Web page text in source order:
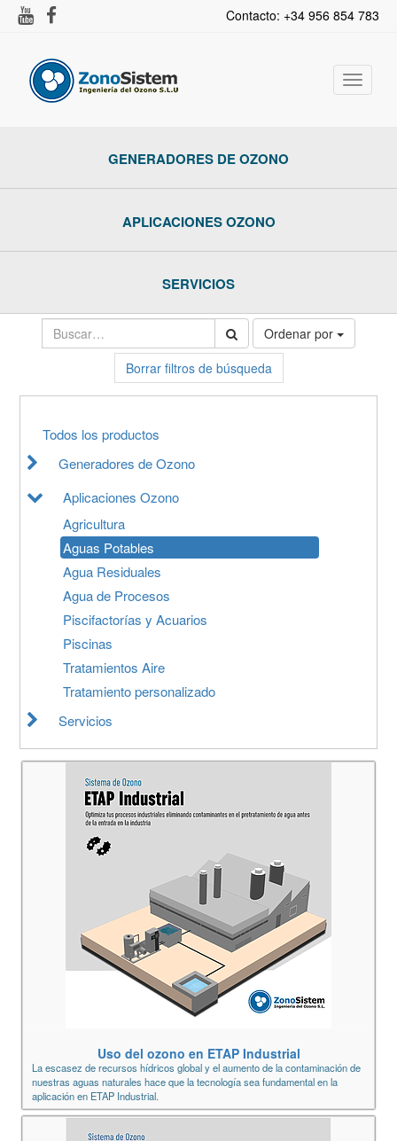
Contacto: +34 956 854 783
Activar
GENERADORES DE OZONO
APLICACIONES OZONO
SERVICIOS
Ordenar por
Borrar filtros de búsqueda
Todos los productos
Generadores de Ozono
Aplicaciones Ozono
Agricultura
Aguas Potables
Agua Residuales
Agua de Procesos
Piscifactorías y Acuarios
Piscinas
Tratamientos Aire
Tratamiento personalizado
Servicios
Uso del ozono en ETAP Industrial
La escasez de recursos hídricos global y el aumento de la contaminación de
nuestras aguas naturales hace que la tecnología sea fundamental en la
aplicación en ETAP Industrial.